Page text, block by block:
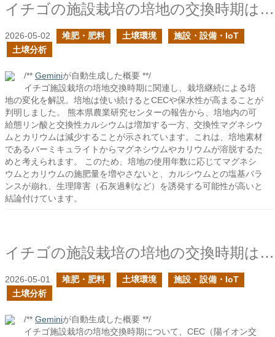
イチゴの施設栽培の培地の交換時期はどのように判断すれば良い？の続き
2026-05-02 堆肥・肥料 土壌環境
施設・設備・IoT
土壌分析
/** Geminiが自動生成した概要 **/
イチゴ施設栽培の培地交換時期に関連し、栽培継続による培
地の変化を解説。培地は使い続けるとCECや保水性が高まることが
判明しました。 熊本県農業研究センターの報告から、培地内の可
給態リン酸と交換性カルシウムは増加する一方、交換性マグネシウ
ムとカリウムは減少することが示されています。これは、培地素材
であるバーミキュライトからマグネシウムやカリウムが溶脱するた
めと考えられます。 このため、培地の使用年数に応じてマグネシ
ウムとカリウムの施肥量を増やさないと、カルシウムとの塩基バラ
ンスが崩れ、生理障害（石灰過剰など）を誘発する可能性が高いと
結論付けています。
イチゴの施設栽培の培地の交換時期はどのように判断すれば良い？
2026-05-01 堆肥・肥料 土壌環境
施設・設備・IoT
土壌分析
/** Geminiが自動生成した概要 **/
イチゴ施設栽培の培地交換時期について、CEC（陽イオン交